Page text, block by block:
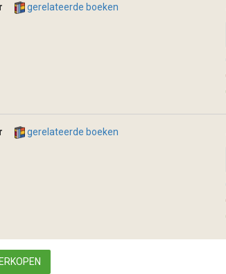
gerelateerde boeken
gerelateerde boeken